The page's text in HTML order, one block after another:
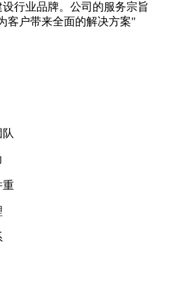
行业品牌。公司的服务宗旨
客户带来全面的解决方案"
重